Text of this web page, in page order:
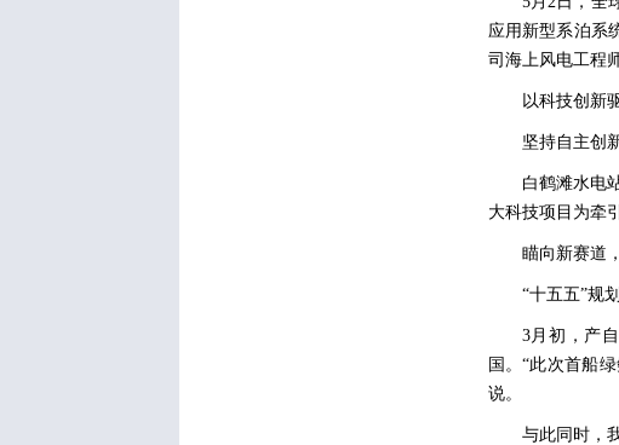
应用新型系泊系
司海上风电工程
以科技创新
坚持自主创
白鹤滩水电
大科技项目为牵
瞄向新赛道
“十五五”规
3月初，产
国。“此次首船
说。
与此同时，